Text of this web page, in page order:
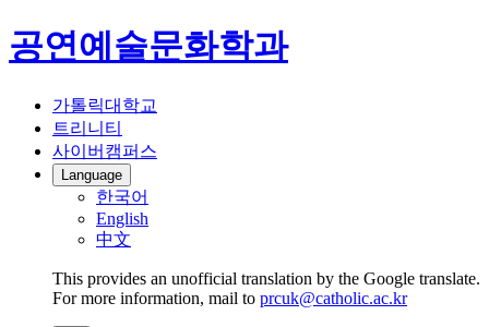
공연예술문화학과
가톨릭대학교
트리니티
사이버캠퍼스
Language
한국어
English
中文
This provides an unofficial translation by the Google translate.
For more information, mail to prcuk@catholic.ac.kr